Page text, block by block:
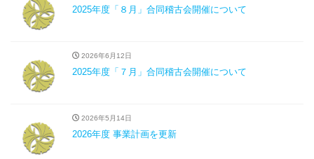
2025年度「８月」合同稽古会開催について
2026年6月12日
2025年度「７月」合同稽古会開催について
2026年5月14日
2026年度 事業計画を更新